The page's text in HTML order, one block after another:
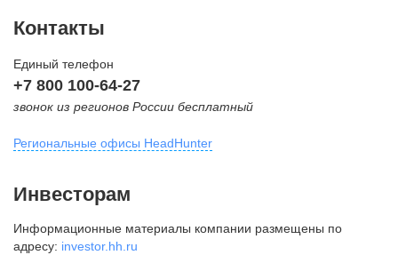
Контакты
Единый телефон
+7 800 100-64-27
звонок из регионов России бесплатный
Региональные офисы HeadHunter
внутригородская территория
Муниципальный округ Тверской,
2-я Брестская ул., д. 48,
Инвесторам
Информационные материалы компании размещены по
адресу: investor.hh.ru